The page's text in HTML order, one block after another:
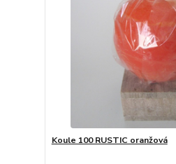
Koule 100 RUSTIC oranžová